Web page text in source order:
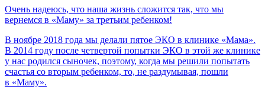
Очень надеюсь, что наша жизнь сложится так, что мы
вернемся в «Маму» за третьим ребенком!
В ноябре 2018 года мы делали пятое ЭКО в клинике «Мама».
В 2014 году после четвертой попытки ЭКО в этой же клинике
у нас родился сыночек, поэтому, когда мы решили попытать
счастья со вторым ребенком, то, не раздумывая, пошли
в «Маму».